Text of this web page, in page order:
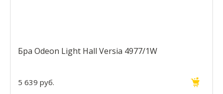
Бра Odeon Light Hall Versia 4977/1W
5 639 руб.